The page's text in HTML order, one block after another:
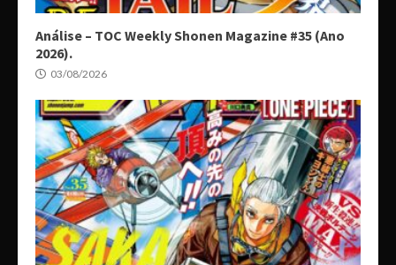
Análise – TOC Weekly Shonen Magazine #35 (Ano
2026).
03/08/2026